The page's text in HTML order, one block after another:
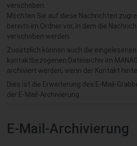
verschoben.
Möchten Sie auf diese Nachrichten
bereits im Ordner vor, in dem die
verschoben werden.
Zusätzlich können auch die
kontaktbezogenen Dateiarchiv im
archiviert werden, wenn der Kontakt
Dies ist die Erweiterung des E-Mail-
der E-Mail-Archivierung.
E-Mail-Archivierung